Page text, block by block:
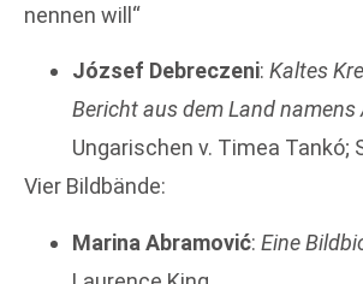
nennen will“
József Debreczeni: Kaltes
Bericht aus dem Land
Ungarischen v. Timea Tankó;
Vier Bildbände:
Marina Abramović: Eine